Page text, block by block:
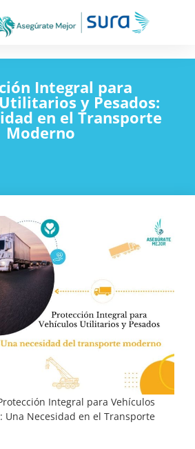
Integral para
y Pesados:
en el Transporte
Moderno
Integral para Vehículos
Una Necesidad en el Transporte